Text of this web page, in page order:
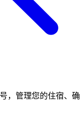
，管理您的住宿、确